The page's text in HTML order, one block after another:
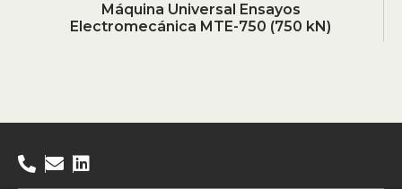
Máquina Universal Ensayos
Electromecánica MTE-750 (750 kN)